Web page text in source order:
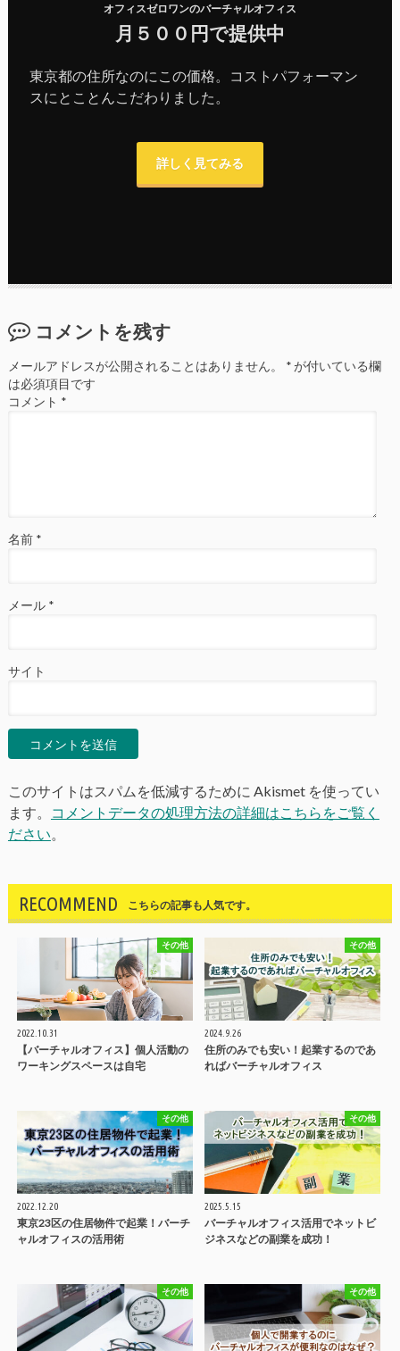
オフィスゼロワンのバーチャルオフィス
月５００円で提供中
東京都の住所なのにこの価格。コストパフォーマン
スにとことんこだわりました。
詳しく見てみる
コメントを残す
メールアドレスが公開されることはありません。 *が付いている欄
は必須項目です
コメント *
名前 *
メール *
サイト
このサイトはスパムを低減するために Akismet を使ってい
ます。
コメントデータの処理方法の詳細はこちらをご覧く
ださい。
RECOMMEND こちらの記事も人気です。
その他
2022.10.31
【バーチャルオフィス】個人活動の
ワーキングスペースは自宅
その他
2024.9.26
住所のみでも安い！起業するのであ
ればバーチャルオフィス
その他
2022.12.20
東京23区の住居物件で起業！バーチ
ャルオフィスの活用術
その他
2025.5.15
バーチャルオフィス活用でネットビ
ジネスなどの副業を成功！
その他 その他